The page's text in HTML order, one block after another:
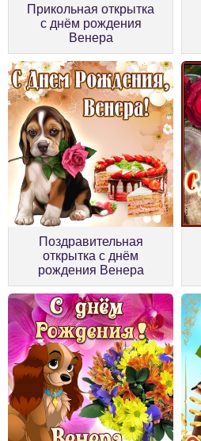
Прикольная открытка
с днём рождения
Венера
Поздравительная
открытка с днём
рождения Венера